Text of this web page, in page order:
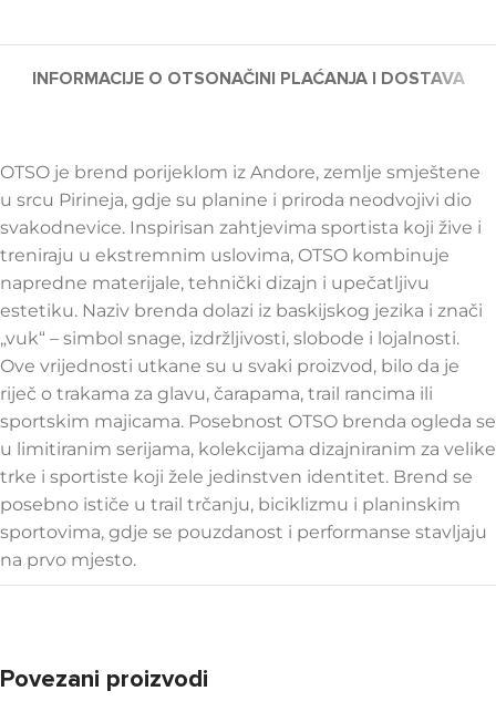
INFORMACIJE O OTSONAČINI PLAĆANJA I DOSTAVA
OTSO je brend porijeklom iz Andore, zemlje smještene
u srcu Pirineja, gdje su planine i priroda neodvojivi dio
svakodnevice. Inspirisan zahtjevima sportista koji žive i
treniraju u ekstremnim uslovima, OTSO kombinuje
napredne materijale, tehnički dizajn i upečatljivu
estetiku. Naziv brenda dolazi iz baskijskog jezika i znači
„vuk“ – simbol snage, izdržljivosti, slobode i lojalnosti.
Ove vrijednosti utkane su u svaki proizvod, bilo da je
riječ o trakama za glavu, čarapama, trail rancima ili
sportskim majicama. Posebnost OTSO brenda ogleda se
u limitiranim serijama, kolekcijama dizajniranim za velike
trke i sportiste koji žele jedinstven identitet. Brend se
posebno ističe u trail trčanju, biciklizmu i planinskim
sportovima, gdje se pouzdanost i performanse stavljaju
na prvo mjesto.
Povezani proizvodi